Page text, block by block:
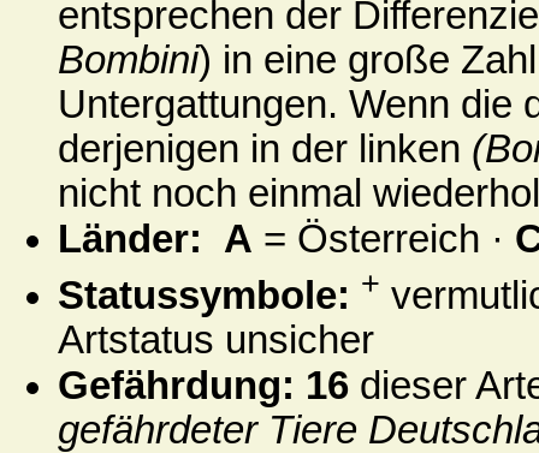
entsprechen der
Bombini) in eine große
Untergattungen. Wenn die
derjenigen in der linken
nicht noch einmal
Länder:
A = Österreich ·
Statussymbole: +
Artstatus unsicher
Gefährdung: 16 dieser
gefährdeter Tiere